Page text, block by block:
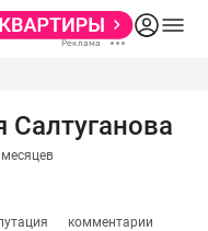
Салтуганова
комментарии